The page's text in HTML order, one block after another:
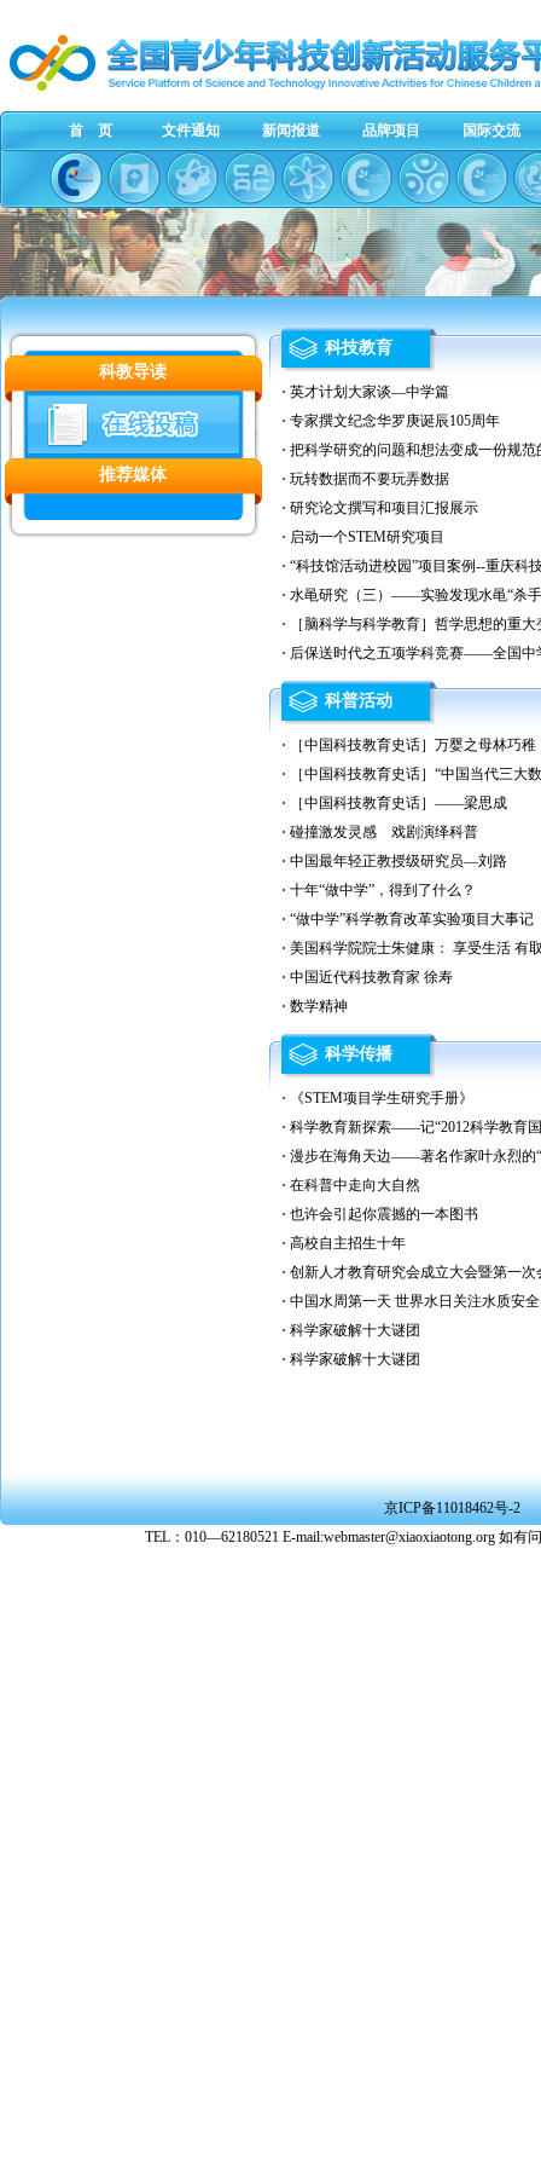
首 页 文件通知 新闻报道 品牌项目 国际交流
科教导读
推荐媒体
科技教育
英才计划大家谈—中学篇
专家撰文纪念华罗庚诞辰105周年
把科学研究的问题和想法变成一份规范
玩转数据而不要玩弄数据
研究论文撰写和项目汇报展示
启动一个STEM研究项目
“科技馆活动进校园”项目案例--重庆科
水黾研究（三）——实验发现水黾“杀
［脑科学与科学教育］哲学思想的重
后保送时代之五项学科竞赛——全国中
科普活动
［中国科技教育史话］万婴之母林巧稚
［中国科技教育史话］“中国当代三大
［中国科技教育史话］——梁思成
碰撞激发灵感 戏剧演绎科普
中国最年轻正教授级研究员—刘路
十年“做中学”，得到了什么？
“做中学”科学教育改革实验项目大事记
美国科学院院士朱健康： 享受生活 有
中国近代科技教育家 徐寿
数学精神
科学传播
《STEM项目学生研究手册》
科学教育新探索——记“2012科学教育
漫步在海角天边——著名作家叶永烈的
在科普中走向大自然
也许会引起你震撼的一本图书
高校自主招生十年
创新人才教育研究会成立大会暨第一
中国水周第一天 世界水日关注水质安全
科学家破解十大谜团
科学家破解十大谜团
京ICP备11018462号-2
TEL：010—62180521 E-mail:webmaster@xiaoxiaotong.org 如